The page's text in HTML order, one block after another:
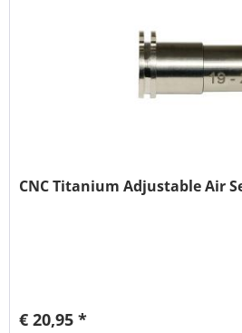
CNC Titanium Adjustable Air
€ 20,95 *